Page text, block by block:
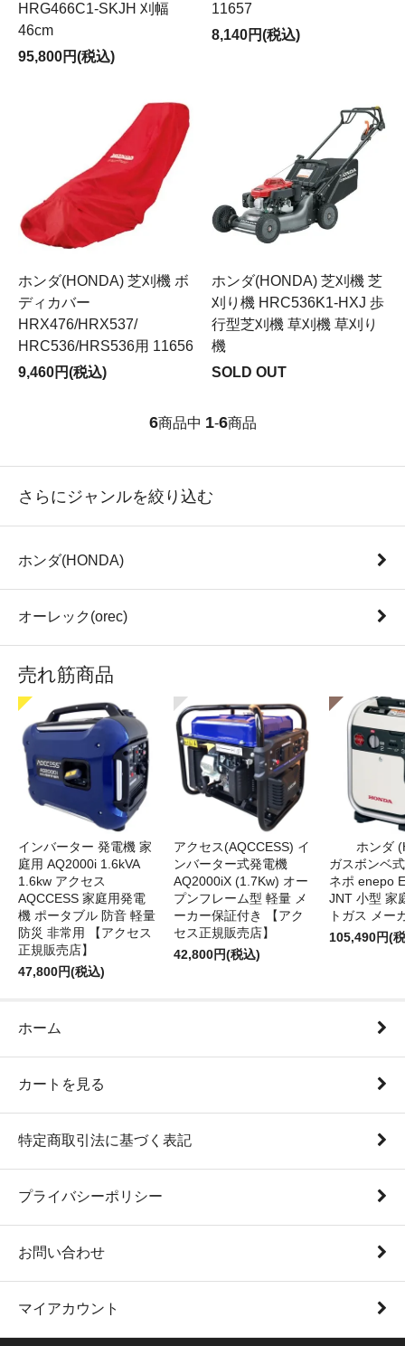
HRG466C1-SKJH 刈幅
46cm
95,800円(税込)
11657
8,140円(税込)
ホンダ(HONDA) 芝刈機 ボ
ディカバー
HRX476/HRX537/
HRC536/HRS536用 11656
9,460円(税込)
ホンダ(HONDA) 芝刈機 芝
刈り機 HRC536K1-HXJ 歩
行型芝刈機 草刈機 草刈り
機
SOLD OUT
6商品中 1-6商品
さらにジャンルを絞り込む
ホンダ(HONDA)
オーレック(orec)
売れ筋商品
インバーター 発電機 家
庭用 AQ2000i 1.6kVA
1.6kw アクセス
AQCCESS 家庭用発電
機 ポータブル 防音 軽量
防災 非常用 【アクセス
正規販売店】
47,800円(税込)
アクセス(AQCCESS) イ
ンバーター式発電機
AQ2000iX (1.7Kw) オー
プンフレーム型 軽量 メ
ーカー保証付き 【アク
セス正規販売店】
42,800円(税込)
ホンダ
ガスボンベ
ネポ enepo
JNT 小型 家
トガス メー
105,490円(
ホーム
カートを見る
特定商取引法に基づく表記
プライバシーポリシー
お問い合わせ
マイアカウント